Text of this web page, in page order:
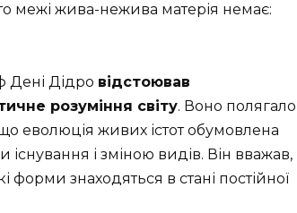
межі жива-нежива матерія немає:
Дені Дідро відстоював
розуміння світу. Воно полягало
еволюція живих істот обумовлена
існування і зміною видів. Він вважав,
форми знаходяться в стані постійної